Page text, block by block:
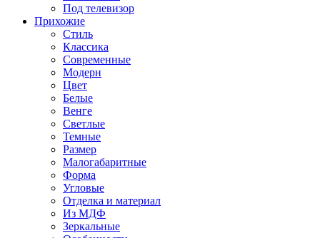
Под телевизор
Прихожие
Стиль
Классика
Современные
Модерн
Цвет
Белые
Венге
Светлые
Темные
Размер
Малогабаритные
Форма
Угловые
Отделка и материал
Из МДФ
Зеркальные